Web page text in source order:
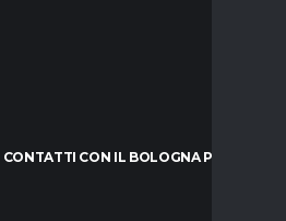
CON IL BOLOGNA PER IL